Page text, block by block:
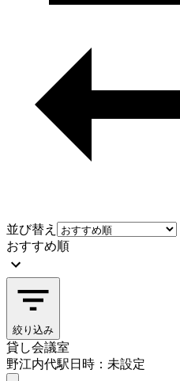
並び替え
おすすめ順
絞り込み
貸し会議室
野江内代駅日時：未設定